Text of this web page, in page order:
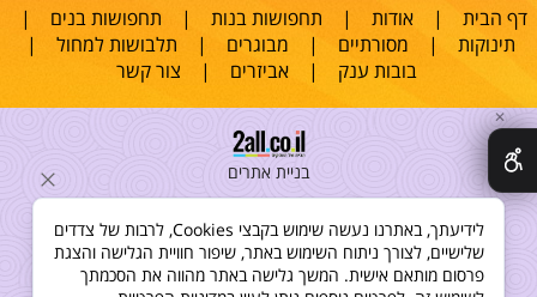
דף הבית |אודות | תחפושות בנות | תחפושות בנים |
תינוקות | מסורתיים | מבוגרים | תלבושות למחול |
בובות ענק |אביזרים | צור קשר
בניית אתרים
✕
לידיעתך, באתרנו נעשה שימוש בקבצי Cookies, לרבות של צדדים
שלישיים, לצורך ניתוח השימוש באתר, שיפור חוויית הגלישה והצגת
פרסום מותאם אישית. המשך גלישה באתר מהווה את הסכמתך